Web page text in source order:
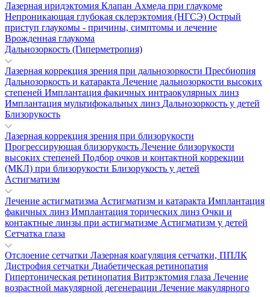
Лазерная иридэктомия Клапан Ахмеда при глаукоме
Непроникающая глубокая склерэктомия (НГСЭ) Острый
приступ глаукомы - причины, симптомы и лечение
Врожденная глаукома
Дальнозоркость (Гиперметропия)
Лазерная коррекция зрения при дальнозоркости Пресбиопия
Дальнозоркость и катаракта Лечение дальнозоркости высоких
степеней Имплантация факичных интраокулярных линз
Имплантация мультифокальных линз Дальнозоркость у детей
Близорукость
Лазерная коррекция зрения при близорукости
Прогрессирующая близорукость Лечение близорукости
высоких степеней Подбор очков и контактной коррекции
(МКЛ) при близорукости Близорукость у детей
Астигматизм
Лечение астигматизма Астигматизм и катаракта Имплантация
факичных линз Имплантация торических линз Очки и
контактные линзы при астигматизме Астигматизм у детей
Сетчатка глаза
Отслоение сетчатки Лазерная коагуляция сетчатки, ППЛК
Дистрофия сетчатки Диабетическая ретинопатия
Гипертоническая ретинопатия Витрэктомия глаза Лечение
возрастной макулярной дегенерации Лечение макулярного